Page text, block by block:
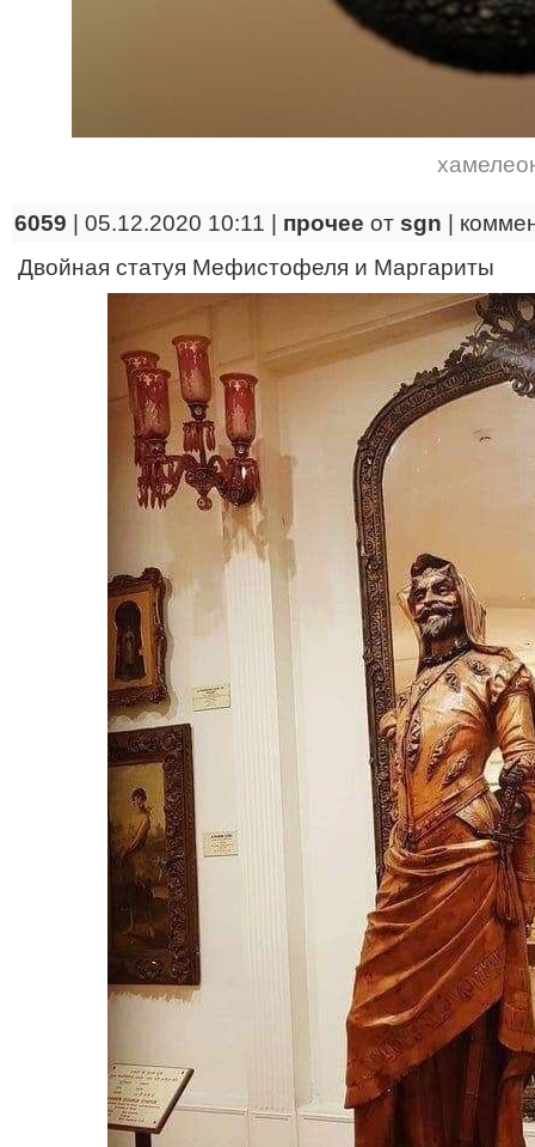
6059 | 05.12.2020 10:11 | прочее от sgn
Двойная статуя Мефистофеля и Маргариты